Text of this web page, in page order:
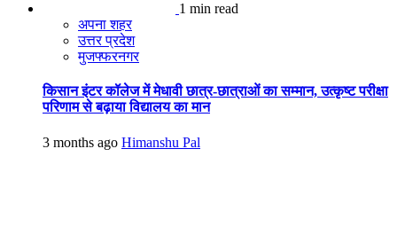
1 min read
अपना शहर
उत्तर प्रदेश
मुजफ्फरनगर
किसान इंटर कॉलेज में मेधावी छात्र-छात्राओं का सम्मान, उत्कृष्ट परीक्षा
परिणाम से बढ़ाया विद्यालय का मान
3 months ago Himanshu Pal